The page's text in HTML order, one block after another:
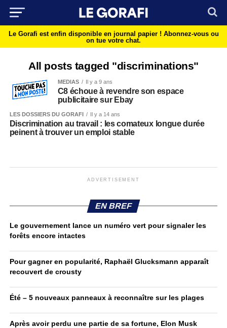
Le Gorafi est enfin disponible en journal papier ! Abonnez-vous ou
on tue votre chat.
All posts tagged "discriminations"
MEDIAS Il y a 9 ans
C8 échoue à revendre son espace
publicitaire sur Ebay
LES DOSSIERS DU GORAFI Il y a 14 ans
Discrimination au travail : les comateux longue durée
peinent à trouver un emploi stable
ADVERTISEMENT
EN BREF
Le gouvernement lance un numéro vert pour signaler les
forêts encore intactes
Pour gagner en popularité, Raphaël Glucksmann apparaît
recouvert de crousty
Été – 5 nouveaux panneaux à reconnaître sur les plages
Après avoir perdu une partie de sa fortune, Elon Musk